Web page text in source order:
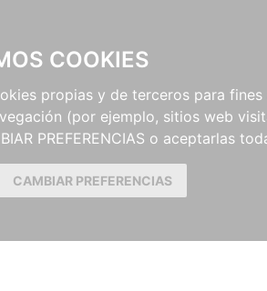
COOKIES
propias y de terceros para
(por ejemplo, sitios web
PREFERENCIAS o aceptarlas
CAMBIAR PREFERENCIAS